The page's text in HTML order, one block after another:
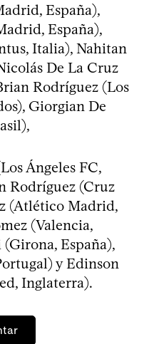
España),
España),
Italia), Nahitan
De La Cruz
Rodríguez (Los
Giorgian De
Ángeles FC,
Rodríguez (Cruz
(Atlético Madrid,
(Valencia,
España),
y Edinson
Inglaterra).